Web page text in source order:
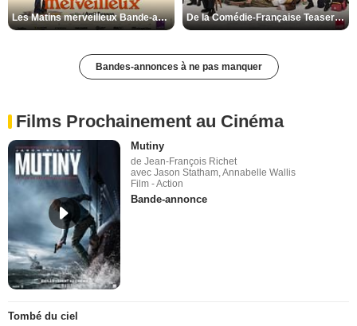
Les Matins merveilleux Bande-annonce VF De la Comédie-Française Teaser VF
Bandes-annonces à ne pas manquer
Films Prochainement au Cinéma
Mutiny
de Jean-François Richet
avec Jason Statham, Annabelle Wallis
Film - Action
Bande-annonce
Tombé du ciel